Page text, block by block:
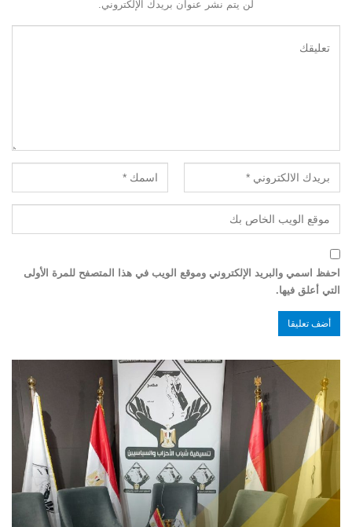
لن يتم نشر عنوان بريدك الإلكتروني.
احفظ اسمي والبريد الإلكتروني وموقع الويب في هذا المتصفح للمرة الأولى
التي أعلق فيها.